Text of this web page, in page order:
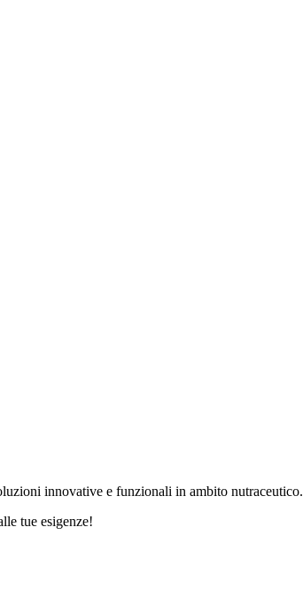
innovative e funzionali in ambito nutraceutico.
tue esigenze!